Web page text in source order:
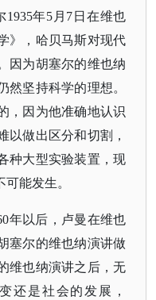
年5月7日在维也
》，哈贝马斯对现代
因为胡塞尔的维也纳
然坚持科学的理想。
，因为他准确地认识
以做出区分和切割，
种大型实验装置，现
能发生。
年以后，卢曼在维也
塞尔的维也纳演讲做
维也纳演讲之后，无
还是社会的发展，